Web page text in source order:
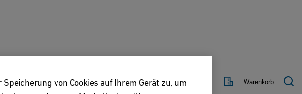
Land Kontakt Warenkorb
von Cookies auf Ihrem Gerät zu, um